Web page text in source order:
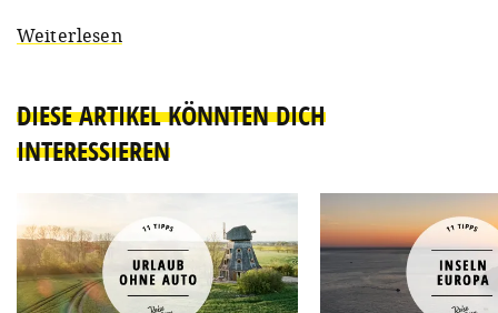
Weiterlesen
DIESE ARTIKEL KÖNNTEN DICH
INTERESSIEREN